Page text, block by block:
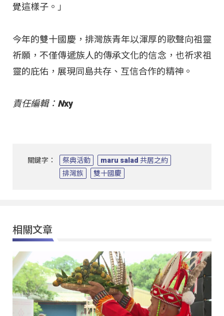
覺這樣子。」
今年的雙十國慶，排灣族青年以渾厚的歌聲向祖靈
祈願，不僅傳遞族人的傳承文化的信念，也祈求祖
靈的庇佑，展現同島共存、互信合作的精神。
責任編輯：Nxy
關鍵字： 祭典活動
maru salad 共居之約
排灣族
雙十國慶
相關文章